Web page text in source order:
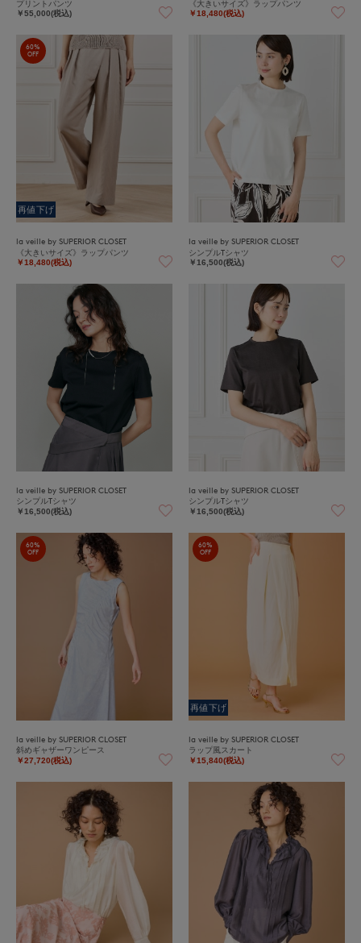
プリントパンツ
￥55,000(税込)
《大きいサイズ》ラップパンツ
￥18,480(税込)
60%
OFF
再値下げ
la veille by SUPERIOR CLOSET
《大きいサイズ》ラップパンツ
￥18,480(税込)
la veille by SUPERIOR CLOSET
シンプルTシャツ
￥16,500(税込)
la veille by SUPERIOR CLOSET
シンプルTシャツ
￥16,500(税込)
la veille by SUPERIOR CLOSET
シンプルTシャツ
￥16,500(税込)
60%
OFF
la veille by SUPERIOR CLOSET
斜めギャザーワンピース
￥27,720(税込)
60%
OFF
再値下げ
la veille by SUPERIOR CLOSET
ラップ風スカート
￥15,840(税込)